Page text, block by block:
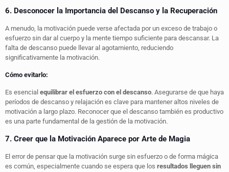
6. Desconocer la Importancia del Descanso y la Recuperación
A menudo, la motivación puede verse afectada por un exceso de trabajo o
esfuerzo sin dar al cuerpo y la mente tiempo suficiente para descansar. La
falta de descanso puede llevar al agotamiento, reduciendo
significativamente la motivación.
Cómo evitarlo:
Es esencial equilibrar el esfuerzo con el descanso. Asegurarse de que haya
períodos de descanso y relajación es clave para mantener altos niveles de
motivación a largo plazo. Reconocer que el descanso también es productivo
es una parte fundamental de la gestión de la motivación.
7. Creer que la Motivación Aparece por Arte de Magia
El error de pensar que la motivación surge sin esfuerzo o de forma mágica
es común, especialmente cuando se espera que los resultados lleguen sin